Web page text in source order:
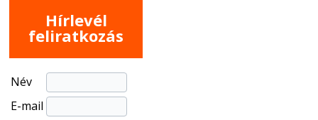
Hírlevél
feliratkozás
Név
E-mail